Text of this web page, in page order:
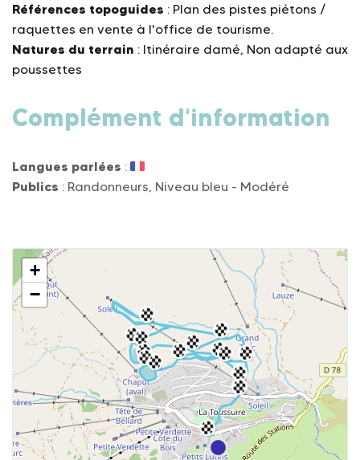
Références topoguides : Plan des pistes piétons /
raquettes en vente à l'office de tourisme.
Natures du terrain : Itinéraire damé, Non adapté aux
poussettes
Complément d'information
Langues parlées :
Publics : Randonneurs, Niveau bleu - Modéré
+
−